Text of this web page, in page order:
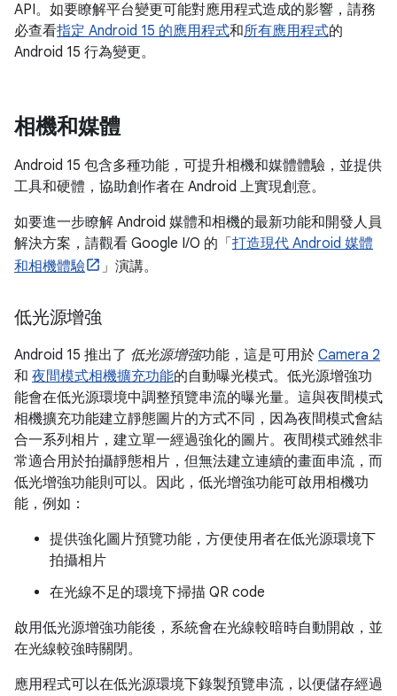
API。如要瞭解平台變更可能對應用程式造成的影響，請務
必查看指定 Android 15 的應用程式和所有應用程式的
Android 15 行為變更。
相機和媒體
Android 15 包含多種功能，可提升相機和媒體體驗，並提供
工具和硬體，協助創作者在 Android 上實現創意。
如要進一步瞭解 Android 媒體和相機的最新功能和開發人員
解決方案，請觀看 Google I/O 的「 打造現代 Android 媒體
和相機體驗
」演講。
低光源增強
Android 15 推出了 低光源增強功能，這是可用於 Camera 2
和 夜間模式相機擴充功能的自動曝光模式。低光源增強功
能會在低光源環境中調整預覽串流的曝光量。這與夜間模式
相機擴充功能建立靜態圖片的方式不同，因為夜間模式會結
合一系列相片，建立單一經過強化的圖片。夜間模式雖然非
常適合用於拍攝靜態相片，但無法建立連續的畫面串流，而
低光增強功能則可以。因此，低光增強功能可啟用相機功
能，例如：
提供強化圖片預覽功能，方便使用者在低光源環境下
拍攝相片
在光線不足的環境下掃描 QR code
啟用低光源增強功能後，系統會在光線較暗時自動開啟，並
在光線較強時關閉。
應用程式可以在低光源環境下錄製預覽串流，以便儲存經過